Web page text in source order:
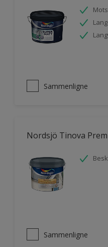
Sammenligne
Nordsjö Tinova
Sammenligne